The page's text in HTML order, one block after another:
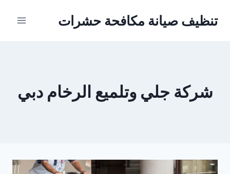
تنظيف صيانة مكافحة حشرات
شركة جلي وتلميع الرخام دبي